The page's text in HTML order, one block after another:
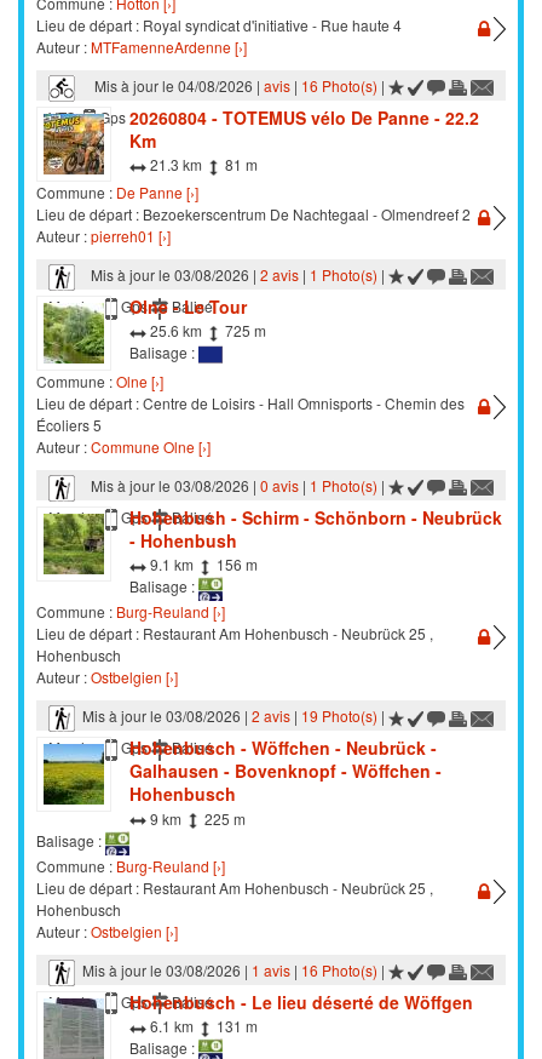
Lieu de départ : Royal syndicat d'initiative - Rue haute 4
Auteur :MTFamenneArdenne [›]
Mis à jour le 04/08/2026 | avis| 16 Photo(s) |
VTC
Gps20260804 - TOTEMUS vélo De Panne - 22.2
Km
21.3 km
81 m
Commune : De Panne [›]
Lieu de départ : Bezoekerscentrum De Nachtegaal - Olmendreef 2
Auteur :pierreh01 [›]
Mis à jour le 03/08/2026 | 2 avis| 1 Photo(s) |
Marche
Gps Balisé
Olne - Le Tour
25.6 km
725 m
Balisage :
Commune :Olne [›]
Lieu de départ : Centre de Loisirs - Hall Omnisports - Chemin des
Écoliers 5
Auteur :Commune Olne [›]
Mis à jour le 03/08/2026 | 0 avis| 1 Photo(s) |
Marche
Gps Balisé
Hohenbush - Schirm - Schönborn - Neubrück
- Hohenbush
9.1 km
156 m
Balisage :
Commune : Burg-Reuland [›]
Lieu de départ : Restaurant Am Hohenbusch - Neubrück 25 ,
Hohenbusch
Auteur :Ostbelgien [›]
Mis à jour le 03/08/2026 | 2 avis| 19 Photo(s) |
Marche
Gps Balisé
Hohenbusch - Wöffchen - Neubrück -
Galhausen - Bovenknopf - Wöffchen -
Hohenbusch
9 km
225 m
Balisage :
Commune : Burg-Reuland [›]
Lieu de départ : Restaurant Am Hohenbusch - Neubrück 25 ,
Hohenbusch
Auteur :Ostbelgien [›]
Mis à jour le 03/08/2026 | 1 avis| 16 Photo(s) |
Marche
Gps Balisé
Hohenbusch - Le lieu déserté de Wöffgen
6.1 km
131 m
Balisage :